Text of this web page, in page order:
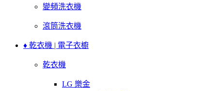
變頻洗衣機
滾筒洗衣機
♦ 乾衣機 | 電子衣櫥
乾衣機
LG 樂金